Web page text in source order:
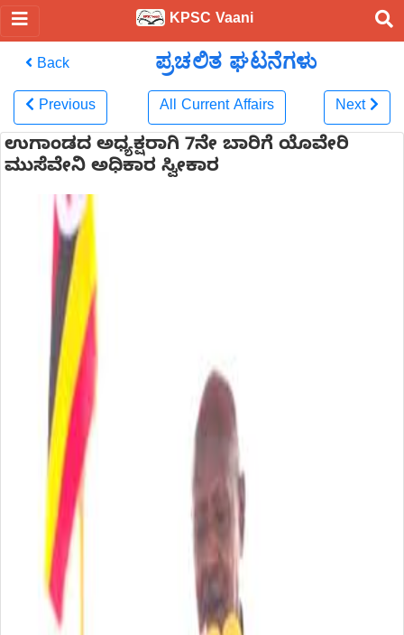
KPSC Vaani
Back ಪ್ರಚಲಿತ ಘಟನೆಗಳು
Previous All Current Affairs Next
ಉಗಾಂಡದ ಅಧ್ಯಕ್ಷರಾಗಿ 7ನೇ ಬಾರಿಗೆ ಯೊವೇರಿ
ಮುಸೆವೇನಿ ಅಧಿಕಾರ ಸ್ವೀಕಾರ